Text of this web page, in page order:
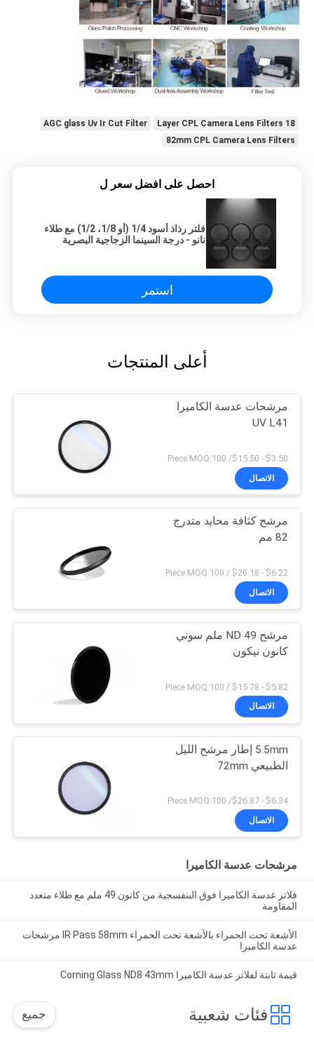
18 Layer CPL Camera Lens Filters
AGC glass Uv Ir Cut Filter
82mm CPL Camera Lens Filters
احصل على افضل سعر ل
فلتر رذاذ أسود 1/4 (أو 1/8، 1/2) مع طلاء
نانو - درجة السينما الزجاجية البصرية
استمر
أعلى المنتجات
مرشحات عدسة الكاميرا
UV L41
$3.50 - $15.50/ Piece MOQ:100
الاتصال
مرشح كثافة محايد متدرج
82 مم
$6.22 - $20.18 / Piece MOQ:100
الاتصال
مرشح ND 49 ملم سوني
كانون نيكون
$5.82 - $15.78 / Piece MOQ:100
الاتصال
5.5mm إطار مرشح الليل
الطبيعي 72mm
$6.34 - $26.87/ Piece MOQ:100
الاتصال
مرشحات عدسة الكاميرا
فلاتر عدسة الكاميرا فوق البنفسجية من كانون 49 ملم مع طلاء متعدد
المقاومة
الأشعة تحت الحمراء بالأشعة تحت الحمراء IR Pass 58mm مرشحات
عدسة الكاميرا
قيمة ثابتة لفلاتر عدسة الكاميرا Corning Glass ND8 43mm
فئات شعبية جميع